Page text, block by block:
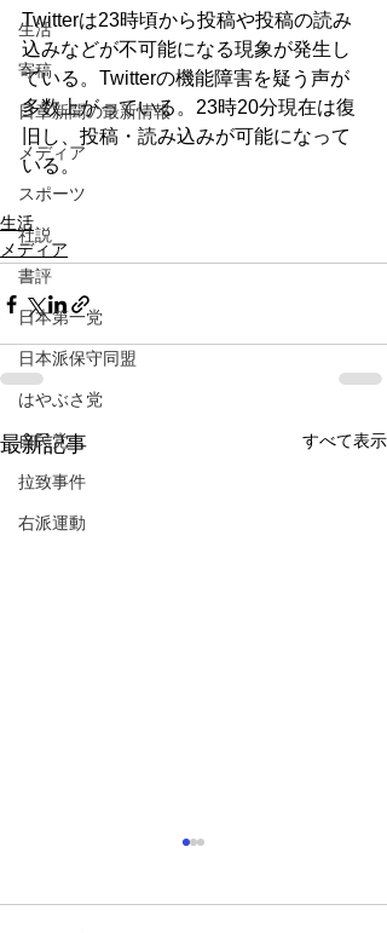
生活
寄稿
日章新聞の最新情報
メディア
スポーツ
社説
書評
日本第一党
日本派保守同盟
はやぶさ党
自民党
拉致事件
右派運動
Twitterは23時頃から投稿や投稿の読み
込みなどが不可能になる現象が発生し
ている。Twitterの機能障害を疑う声が
多数上がっている。23時20分現在は復
旧し、投稿・読み込みが可能になって
いる。
生活
メディア
最新記事 すべて表示